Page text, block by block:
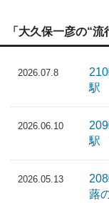
「大久保一彦の“
2026.07.8
駅
2026.06.10
駅
2026.05.13
蕗